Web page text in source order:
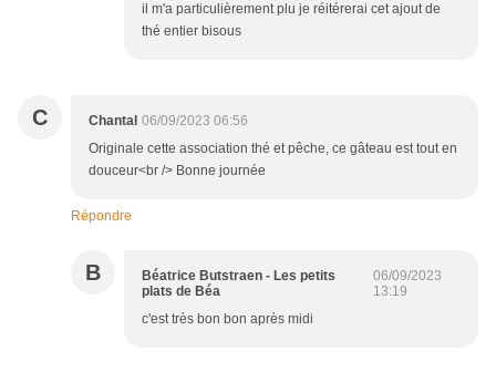
il m'a particulièrement plu je réitérerai cet ajout de
thé entier bisous
C Chantal 06/09/2023 06:56
Originale cette association thé et pêche, ce gâteau est tout en
douceur<br /> Bonne journée
Répondre
B
Béatrice Butstraen - Les petits
plats de Béa
06/09/2023
13:19
c'est très bon bon après midi